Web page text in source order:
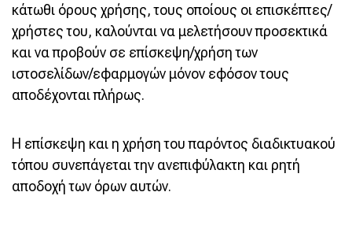
κάτωθι όρους χρήσης, τους οποίους οι επισκέπτες/
χρήστες του, καλούνται να μελετήσουν προσεκτικά
και να προβούν σε επίσκεψη/χρήση των
ιστοσελίδων/εφαρμογών μόνον εφόσον τους
αποδέχονται πλήρως.
Η επίσκεψη και η χρήση του παρόντος διαδικτυακού
τόπου συνεπάγεται την ανεπιφύλακτη και ρητή
αποδοχή των όρων αυτών.